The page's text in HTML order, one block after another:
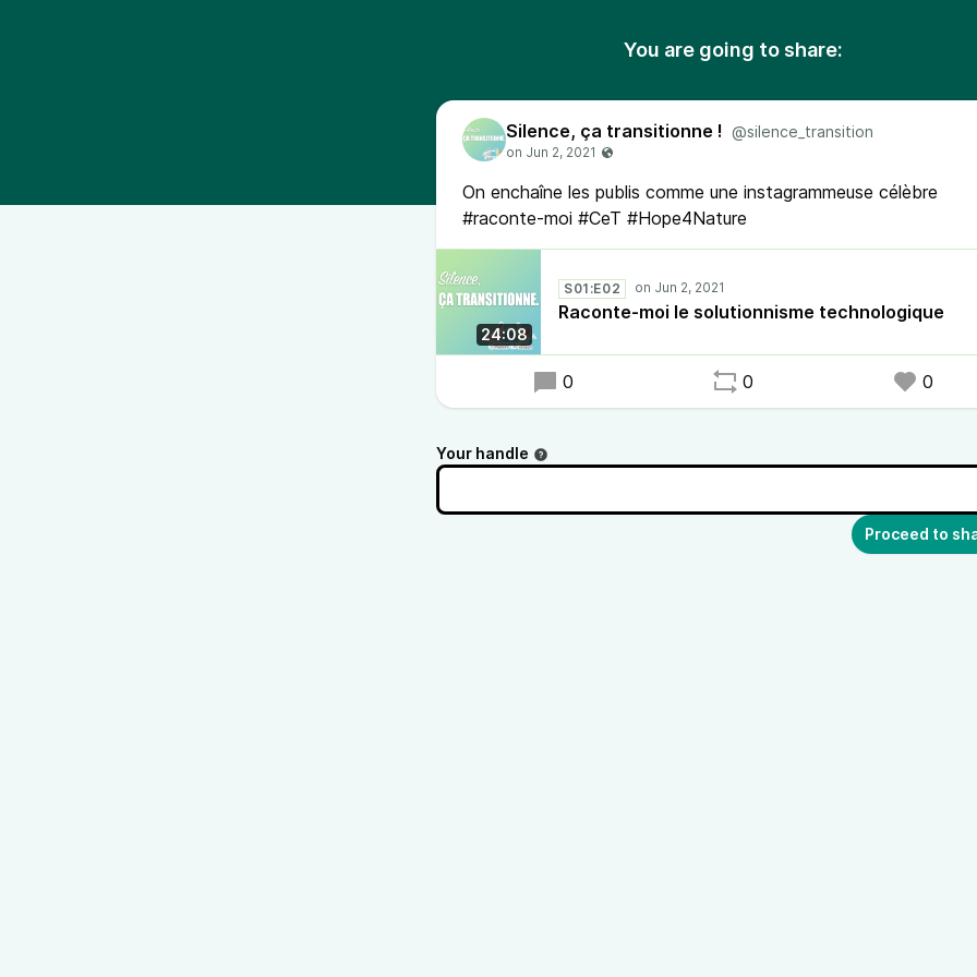
You are going to share:
Silence, ça transitionne ! @silence_transition
On enchaîne les publis comme une instagrammeuse célèbre
#raconte-moi #CeT #Hope4Nature
24:08
S01:E02
Raconte-moi le solutionnisme technologique
0 0 0
Your handle
Proceed to